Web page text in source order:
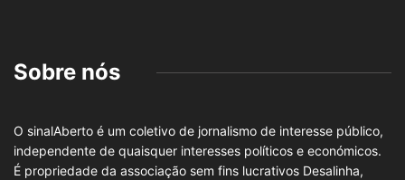
Sobre nós
O sinalAberto é um coletivo de jornalismo de interesse público,
independente de quaisquer interesses políticos e económicos.
É propriedade da associação sem fins lucrativos Desalinha,